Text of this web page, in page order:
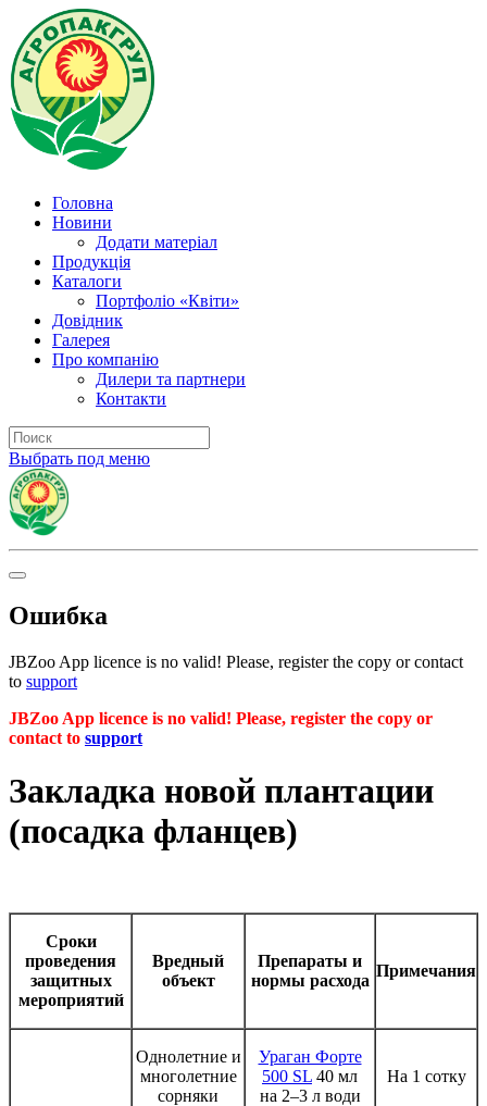
Головна
Новини
Додати матеріал
Продукція
Каталоги
Портфоліо «Квіти»
Довідник
Галерея
Про компанію
Дилери та партнери
Контакти
Выбрать под меню
Ошибка
JBZoo App licence is no valid! Please, register the copy or contact
to support
JBZoo App licence is no valid! Please, register the copy or
contact to support
Закладка новой плантации
(посадка фланцев)
Сроки
проведения
защитных
мероприятий
Вредный
объект
Препараты и
нормы расхода
Примечания
Однолетние и
многолетние
сорняки
Ураган Форте
500 SL 40 мл
на 2–3 л води
На 1 сотку